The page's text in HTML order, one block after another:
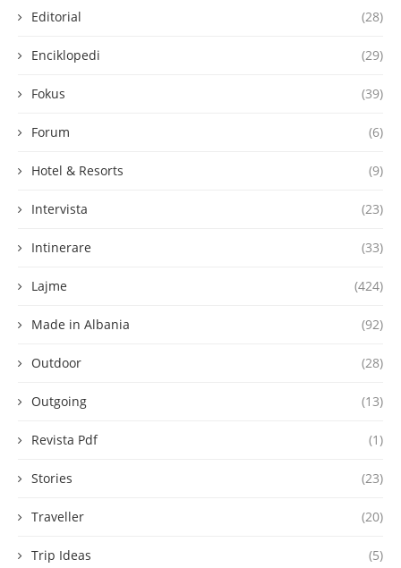
Editorial (28)
Enciklopedi (29)
Fokus (39)
Forum (6)
Hotel & Resorts (9)
Intervista (23)
Intinerare (33)
Lajme (424)
Made in Albania (92)
Outdoor (28)
Outgoing (13)
Revista Pdf (1)
Stories (23)
Traveller (20)
Trip Ideas (5)